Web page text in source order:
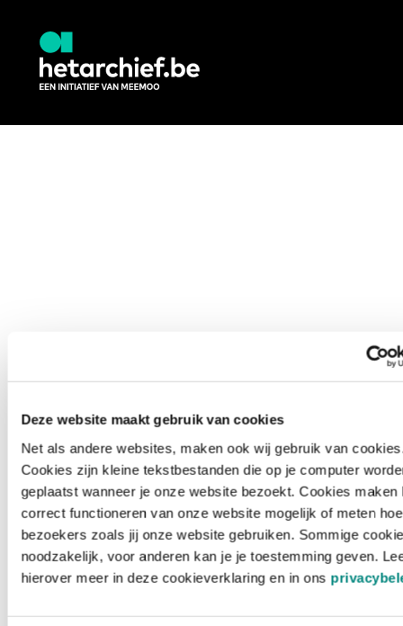
Deze website maakt gebruik van cookies
Net als andere websites, maken ook wij gebruik van
Cookies zijn kleine tekstbestanden die op je computer
geplaatst wanneer je onze website bezoekt. Cookies maken
correct functioneren van onze website mogelijk of meten hoe
bezoekers zoals jij onze website gebruiken. Sommige
noodzakelijk, voor anderen kan je je toestemming geven.
hierover meer in deze cookieverklaring en in ons